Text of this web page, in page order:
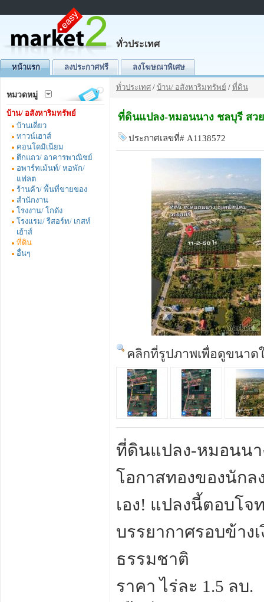
ทั่วประเทศ
หน้าแรก ลงประกาศฟรี ลงโฆษณาพิเศษ
หมวดหมู่
บ้าน/ อสังหาริมทรัพย์
บ้านเดี่ยว
ทาวน์เฮาส์
คอนโดมิเนียม
ตึกแถว/ อาคารพาณิชย์
อพาร์ทเม้นท์/ หอพัก/
แฟลต
ร้านค้า/ พื้นที่ขายของ
สำนักงาน
โรงงาน/ โกดัง
โรงแรม/ รีสอร์ท/ เกสท์
เฮ้าส์
ที่ดิน
อื่นๆ
ทั่วประเทศ / บ้าน/ อสังหาริมทรัพย์ / ที่ดิน
ที่ดินแปลง-หมอนนาง ชลบุรี สว
ประกาศเลขที่# A1138572
คลิกที่รูปภาพเพื่อดูขนาด
ที่ดินแปลง-หมอนนา
โอกาสทองของนัก
เอง! แปลงนี้ตอบโ
บรรยากาศรอบข้าง
ธรรมชาติ
ราคา ไร่ละ 1.5 ลบ.